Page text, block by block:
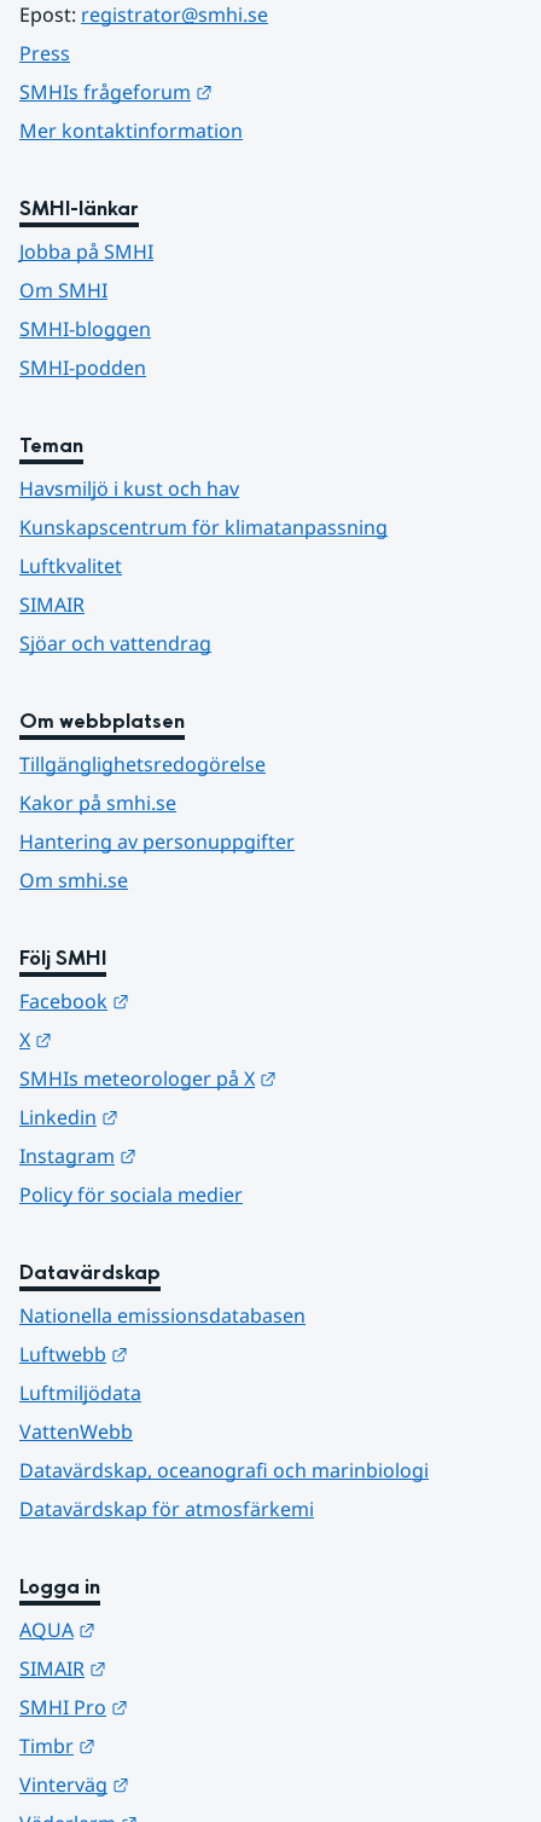
Epost: registrator@smhi.se
Press
SMHIs frågeforum
Mer kontaktinformation
SMHI-länkar
Jobba på SMHI
Om SMHI
SMHI-bloggen
SMHI-podden
Teman
Havsmiljö i kust och hav
Kunskapscentrum för klimatanpassning
Luftkvalitet
SIMAIR
Sjöar och vattendrag
Om webbplatsen
Tillgänglighetsredogörelse
Kakor på smhi.se
Hantering av personuppgifter
Om smhi.se
Följ SMHI
Facebook
X
SMHIs meteorologer på X
Linkedin
Instagram
Policy för sociala medier
Datavärdskap
Nationella emissionsdatabasen
Luftwebb
Luftmiljödata
VattenWebb
Datavärdskap, oceanografi och marinbiologi
Datavärdskap för atmosfärkemi
Logga in
AQUA
SIMAIR
SMHI Pro
Timbr
Vinterväg